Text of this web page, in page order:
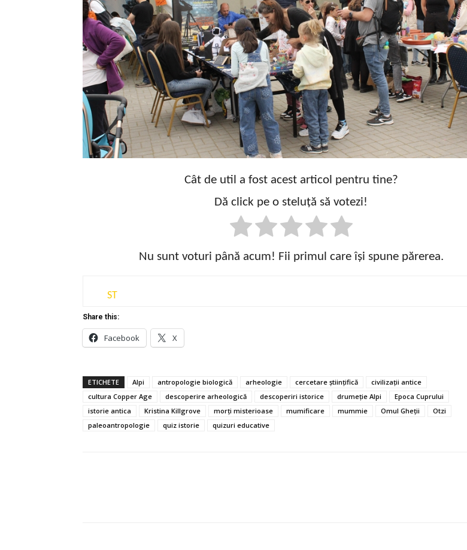
Cât de util a fost acest articol pentru tine?
Dă click pe o steluță să votezi!
Nu sunt voturi până acum! Fii primul care își spune părerea.
ST
Share this:
Facebook X
ETICHETE Alpi antropologie biologică arheologie cercetare științifică
civilizații antice
cultura Copper Age
descoperire arheologică descoperiri istorice drumeție Alpi
Epoca Cuprului
istorie antica
Kristina Killgrove morți misterioase mumificare mummie Omul Gheții
Otzi
paleoantropologie
quiz istorie quizuri educative